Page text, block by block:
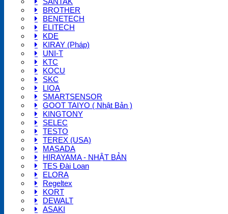
BROTHER
BENETECH
ELITECH
KDE
KIRAY (Pháp)
UNI-T
KTC
KOCU
SKC
LIOA
SMARTSENSOR
GOOT TAIYO ( Nhật Bản )
KINGTONY
SELEC
TESTO
TEREX (USA)
MASADA
HIRAYAMA - NHẬT BẢN
TES Đài Loan
ELORA
Regeltex
KORT
DEWALT
ASAKI